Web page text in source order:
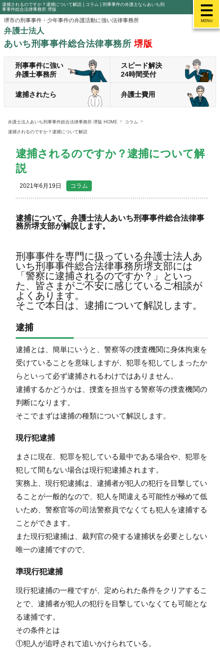
MENU
逮捕されるのですか？逮捕について解説 | コラム | 刑事事件の弁護士ならあいち刑
事事件総合法律事務所 堺版
堺市の刑事事件・少年事件の弁護活動に強い法律事務所
弁護士法人
あいち刑事事件総合法律事務所堺版
刑事事件に強い
弁護士事務所
スピード解決
24時間受付
逮捕されたら 弁護士費用
弁護士法人あいち刑事事件総合法律事務所 堺版 HOME
コラム
逮捕されるのですか？逮捕について解説
逮捕されるのですか？逮捕について解
説
2021年6月19日 コラム
逮捕について、弁護士法人あいち刑事事件総合法律事
務所堺支部が解説します。
刑事事件を専門に扱っている弁護士法人あ
いち刑事事件総合法律事務所堺支部には
「警察に逮捕されるのですか？」といっ
た、皆さまがご不安に感じているご相談が
よくあります。
そこで本日は、逮捕について解説します。
逮捕
逮捕とは、簡単にいうと、警察等の捜査機関に身体拘束を
受けていることを意味しますが、犯罪を犯してしまったか
らといって必ず逮捕されるわけではありません。
逮捕するかどうかは、捜査を担当する警察等の捜査機関の
判断になります。
そこでまずは逮捕の種類について解説します。
現行犯逮捕
まさに現在、犯罪を犯している最中である場合や、犯罪を
犯して間もない場合は現行犯逮捕されます。
実務上、現行犯逮捕は、逮捕者が犯人の犯行を目撃してい
ることが一般的なので、犯人を間違える可能性が極めて低
いため、警察官等の司法警察員でなくても犯人を逮捕する
ことができます。
また現行犯逮捕は、裁判官の発する逮捕状を必要としない
唯一の逮捕ですので、
準現行犯逮捕
現行犯逮捕の一種ですが、定められた条件をクリアするこ
とで、逮捕者が犯人の犯行を目撃していなくても可能とな
る逮捕です。
その条件とは
①犯人が追呼されて追いかけられている。